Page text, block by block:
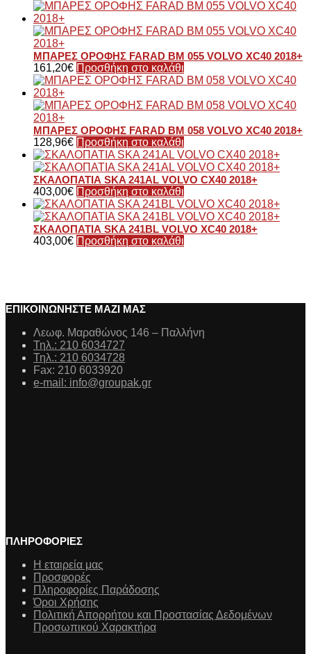
ΜΠΑΡΕΣ ΟΡΟΦΗΣ FARAD BM 055 VOLVO XC40 2018+
161,20€ Προσθήκη στο καλάθι
ΜΠΑΡΕΣ ΟΡΟΦΗΣ FARAD BM 058 VOLVO XC40 2018+
128,96€ Προσθήκη στο καλάθι
ΣΚΑΛΟΠΑΤΙΑ SKA 241AL VOLVO CX40 2018+
403,00€ Προσθήκη στο καλάθι
ΣΚΑΛΟΠΑΤΙΑ SKA 241BL VOLVO XC40 2018+
403,00€ Προσθήκη στο καλάθι
ΕΠΙΚΟΙΝΩΝΗΣΤΕ ΜΑΖΙ ΜΑΣ
Λεωφ. Μαραθώνος 146 – Παλλήνη
Τηλ.: 210 6034727
Τηλ.: 210 6034728
Fax: 210 6033920
e-mail: info@groupak.gr
ΠΛΗΡΟΦΟΡΙΕΣ
Η εταιρεία μας
Προσφορές
Πληροφορίες Παράδοσης
Όροι Χρήσης
Πολιτική Απορρήτου και Προστασίας Δεδομένων
Προσωπικού Χαρακτήρα